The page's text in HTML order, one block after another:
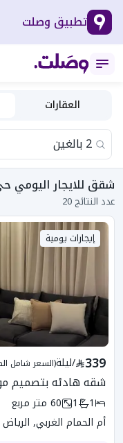
تطبيق وصلت
العقارات
شقق للايجار اليومي
عدد النتائج 20
إيجارات يومية
339
/ليلة(السعر شامل
شقه هادئه بتصميم
1
1
60 متر مربع
أم الحمام الغربي, الرياض